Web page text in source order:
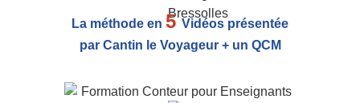
La méthode en 5Vidéos présentée
par Cantin le Voyageur + un QCM